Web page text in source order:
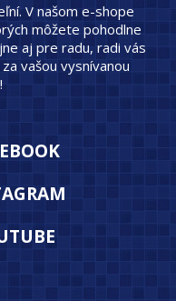
V našom e-shope
môžete pohodlne
aj pre radu, radi vás
vašou vysnívanou